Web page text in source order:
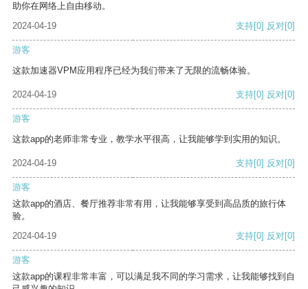
助你在网络上自由移动。
2024-04-19
支持[0] 反对[0]
游客
这款加速器VPM应用程序已经为我们带来了无限的流畅体验。
2024-04-19 支持[0] 反对[0]
游客
这款app的老师非常专业，教学水平很高，让我能够学到实用的知识。
2024-04-19 支持[0] 反对[0]
游客
这款app的酒店、餐厅推荐非常有用，让我能够享受到高品质的旅行体
验。
2024-04-19
支持[0] 反对[0]
游客
这款app的课程非常丰富，可以满足我不同的学习需求，让我能够找到自